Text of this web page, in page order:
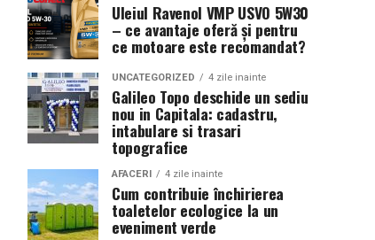
Uleiul Ravenol VMP USVO 5W30
– ce avantaje oferă și pentru
ce motoare este recomandat?
UNCATEGORIZED 4 zile inainte
Galileo Topo deschide un sediu
nou in Capitala: cadastru,
intabulare si trasari
topografice
AFACERI 4 zile inainte
Cum contribuie închirierea
toaletelor ecologice la un
eveniment verde